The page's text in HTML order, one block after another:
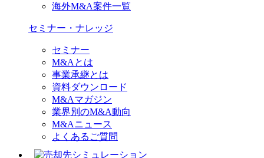
海外M&A案件一覧
セミナー・ナレッジ
セミナー
M&Aとは
事業承継とは
資料ダウンロード
M&Aマガジン
業界別のM&A動向
M&Aニュース
よくあるご質問